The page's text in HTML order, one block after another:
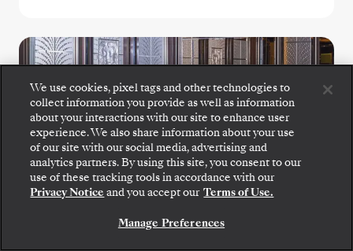
La Dame
Desfrute do melhor da gastronomia francesa
no La Dame, onde extraordinários menus de
We use cookies, pixel tags and other technologies to
collect information you provide as well as information
about your interactions with our site to enhance user
experience. We also share information about your use
of our site with our social media, advertising and
analytics partners. By using this site, you consent to our
use of these tracking tools in accordance with our
Privacy Notice and you accept our Terms of Use.
Manage Preferences